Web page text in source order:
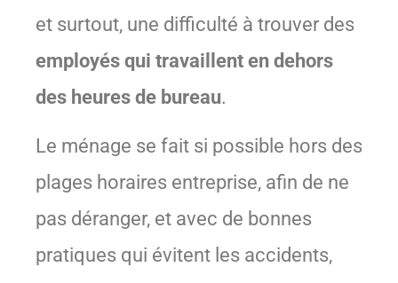
et surtout, une difficulté à trouver des
employés qui travaillent en dehors
des heures de bureau.
Le ménage se fait si possible hors des
plages horaires entreprise, afin de ne
pas déranger, et avec de bonnes
pratiques qui évitent les accidents,